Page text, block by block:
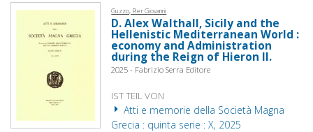
Guzzo, Pier Giovanni
D. Alex Walthall, Sicily and the
Hellenistic Mediterranean World :
economy and Administration
during the Reign of Hieron II.
2025 - Fabrizio Serra Editore
IST TEIL VON
Atti e memorie della Società Magna
Grecia : quinta serie : X, 2025